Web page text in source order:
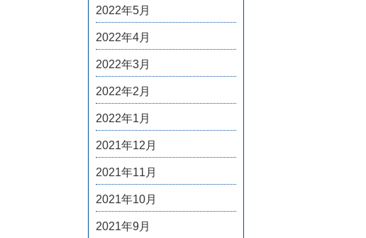
2022年5月
2022年4月
2022年3月
2022年2月
2022年1月
2021年12月
2021年11月
2021年10月
2021年9月